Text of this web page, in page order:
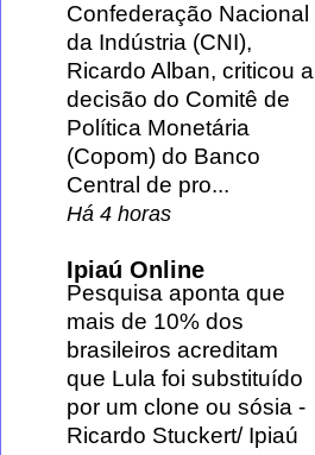
Confederação Nacional
da Indústria (CNI),
Ricardo Alban, criticou a
decisão do Comitê de
Política Monetária
(Copom) do Banco
Central de pro...
Há 4 horas
Ipiaú Online
Pesquisa aponta que
mais de 10% dos
brasileiros acreditam
que Lula foi substituído
por um clone ou sósia -
Ricardo Stuckert/ Ipiaú